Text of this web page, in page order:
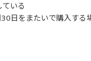
いる
日をまたいで購入する